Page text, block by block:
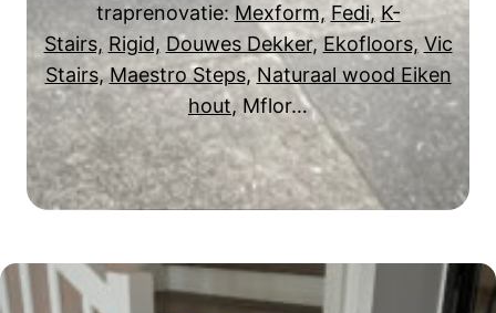
traprenovatie: Mexform, Fedi, K-
Stairs, Rigid, Douwes Dekker, Ekofloors, Vic
Stairs,Maestro Steps, Naturaal wood Eiken
hout, Mflor…